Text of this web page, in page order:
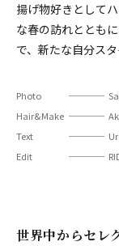
揚げ物好きとして
な春の訪れととも
で、新たな自分スタ
Photo
Hair&Make
Text
Edit
世界中からセレ